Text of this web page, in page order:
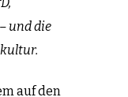
und die
auf den